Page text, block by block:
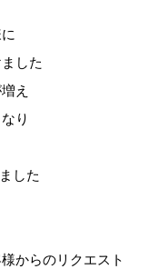
した
え
り
した
からのリクエスト